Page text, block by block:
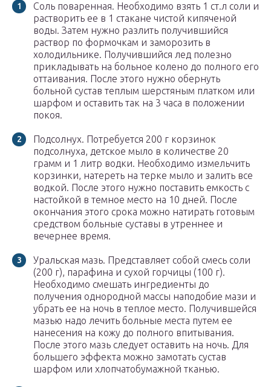
Соль поваренная. Необходимо взять 1 ст.л соли и
растворить ее в 1 стакане чистой кипяченой
воды. Затем нужно разлить получившийся
раствор по формочкам и заморозить в
холодильнике. Получившийся лед полезно
прикладывать на больное колено до полного его
оттаивания. После этого нужно обернуть
больной сустав теплым шерстяным платком или
шарфом и оставить так на 3 часа в положении
покоя.
Подсолнух. Потребуется 200 г корзинок
подсолнуха, детское мыло в количестве 20
грамм и 1 литр водки. Необходимо измельчить
корзинки, натереть на терке мыло и залить все
водкой. После этого нужно поставить емкость с
настойкой в темное место на 10 дней. После
окончания этого срока можно натирать готовым
средством больные суставы в утреннее и
вечернее время.
Уральская мазь. Представляет собой смесь соли
(200 г), парафина и сухой горчицы (100 г).
Необходимо смешать ингредиенты до
получения однородной массы наподобие мази и
убрать ее на ночь в теплое место. Получившейся
мазью надо лечить больные места путем ее
нанесения на кожу до полного впитывания.
После этого мазь следует оставить на ночь. Для
большего эффекта можно замотать сустав
шарфом или хлопчатобумажной тканью.